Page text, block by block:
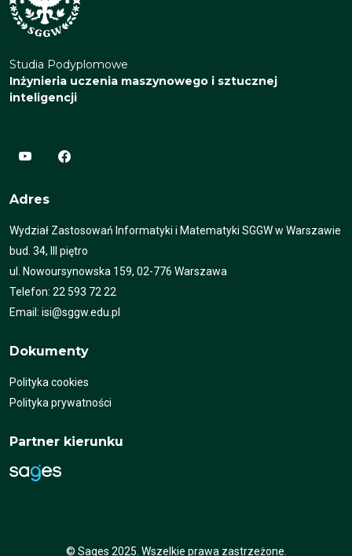
Studia Podyplomowe
Inżynieria uczenia maszynowego i sztucznej
inteligencji
Adres
Wydział Zastosowań Informatyki i Matematyki SGGW w Warszawie
bud. 34, III piętro
ul. Nowoursynowska 159, 02-776 Warszawa
Telefon: 22 593 72 22
Email: isi@sggw.edu.pl
Dokumenty
Polityka cookies
Polityka prywatności
Partner kierunku
© Sages 2025. Wszelkie prawa zastrzeżone.